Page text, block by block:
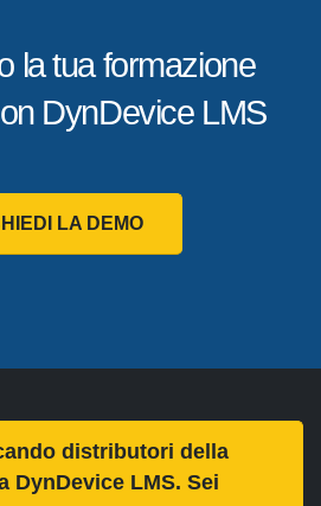
la tua formazione
DynDevice LMS
LA DEMO
distributori della
DynDevice LMS. Sei